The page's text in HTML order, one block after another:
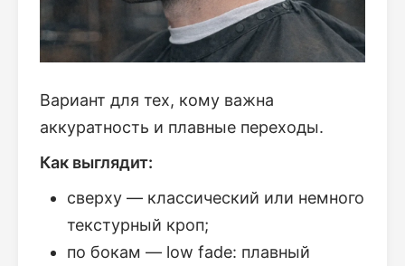
Вариант для тех, кому важна
аккуратность и плавные переходы.
Как выглядит:
сверху — классический или немного
текстурный кроп;
по бокам — low fade: плавный